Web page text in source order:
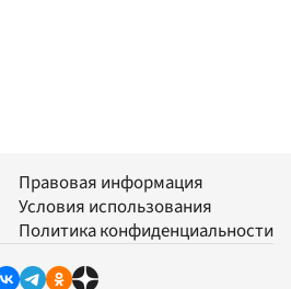
Правовая информация
Условия использования
Политика конфиденциальности